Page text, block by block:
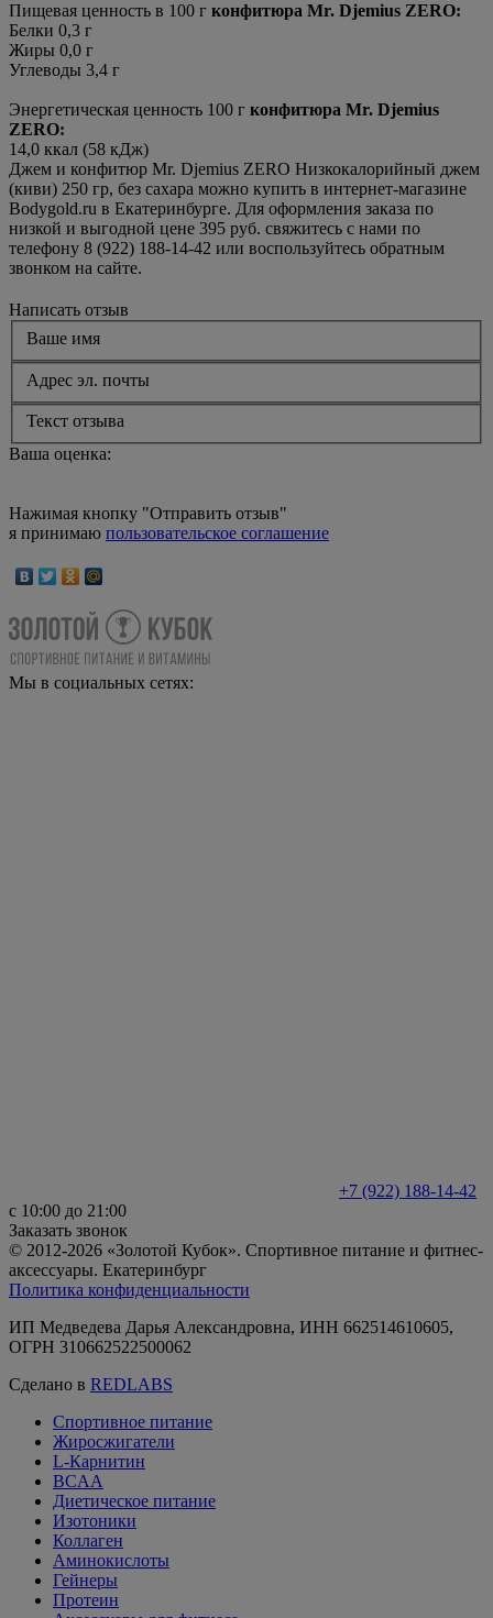
Пищевая ценность в 100 г конфитюра Mr. Djemius ZERO:
Белки 0,3 г
Жиры 0,0 г
Углеводы 3,4 г
Энергетическая ценность 100 г конфитюра Mr. Djemius
ZERO:
14,0 ккал (58 кДж)
Джем и конфитюр Mr. Djemius ZERO Низкокалорийный джем
(киви) 250 гр, без сахара можно купить в интернет-магазине
Bodygold.ru в Екатеринбурге. Для оформления заказа по
низкой и выгодной цене 395 руб. свяжитесь с нами по
телефону 8 (922) 188-14-42 или воспользуйтесь обратным
звонком на сайте.
Написать отзыв
Ваше имя
Адрес эл. почты
Текст отзыва
Ваша оценка:
Нажимая кнопку "Отправить отзыв"
я принимаю пользовательское соглашение
Мы в социальных сетях:
+7 (922) 188-14-42
с 10:00 до 21:00
Заказать звонок
© 2012-2026 «Золотой Кубок». Спортивное питание и фитнес-
аксессуары. Екатеринбург
Политика конфиденциальности
ИП Медведева Дарья Александровна, ИНН 662514610605,
ОГРН 310662522500062
Сделано в REDLABS
Спортивное питание
Жиросжигатели
L-Карнитин
BCAA
Диетическое питание
Изотоники
Коллаген
Аминокислоты
Гейнеры
Протеин